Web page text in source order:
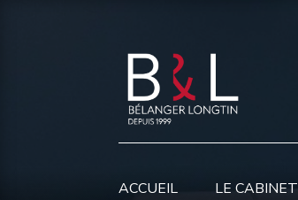
ACCUEIL LE CABINET